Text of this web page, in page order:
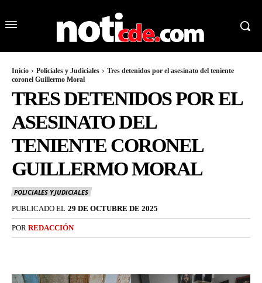
Inicio Policiales y Judiciales
Tres detenidos por el asesinato del teniente
coronel Guillermo Moral
TRES DETENIDOS POR EL
ASESINATO DEL
TENIENTE CORONEL
GUILLERMO MORAL
POLICIALES Y JUDICIALES
PUBLICADO EL 29 DE OCTUBRE DE 2025
POR REDACCIÓN